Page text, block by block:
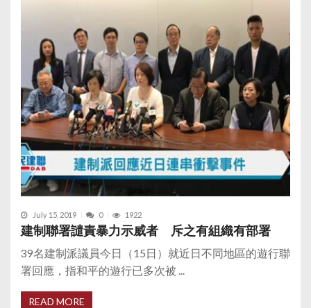
July 15, 2019 0 1922
建制聯署譴責暴力示威者 斥之有組織有部署
39名建制派議員今日（15日）就近日不同地區的遊行聯
署回應，指和平的遊行已多次被 ...
READ MORE